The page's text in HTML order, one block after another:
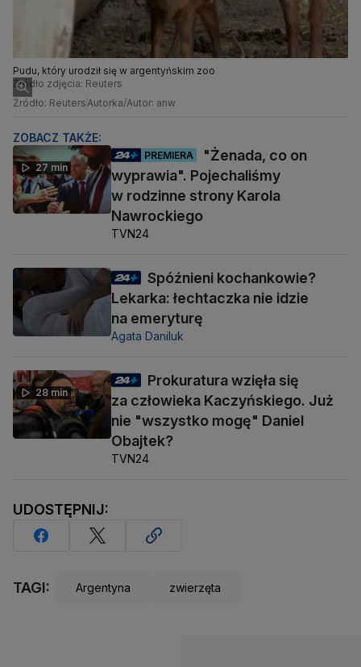
Pudu, który urodził się w argentyńskim zoo
Źródło zdjęcia: Reuters
Źródło: ReutersAutorka/Autor: anw
ZOBACZ TAKŻE:
27 min
PREMIERA
"Żenada, co on
wyprawia". Pojechaliśmy
w rodzinne strony Karola
Nawrockiego
TVN24
Spóźnieni kochankowie?
Lekarka: łechtaczka nie idzie
na emeryturę
Agata Daniluk
28 min
Prokuratura wzięła się
za człowieka Kaczyńskiego. Już
nie "wszystko mogę" Daniel
Obajtek?
TVN24
UDOSTĘPNIJ:
TAGI: Argentyna zwierzęta